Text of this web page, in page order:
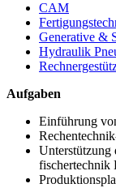
CAM
Generative &
Hydraulik
Aufgaben
Einführung
Unterstützung
fischertechnik